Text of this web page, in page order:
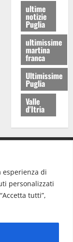
esperienza di
personalizzati
tutti”,
ultime
notizie
Puglia
ultimissime
martina
franca
Ultimissime
Puglia
Valle
d'Itria